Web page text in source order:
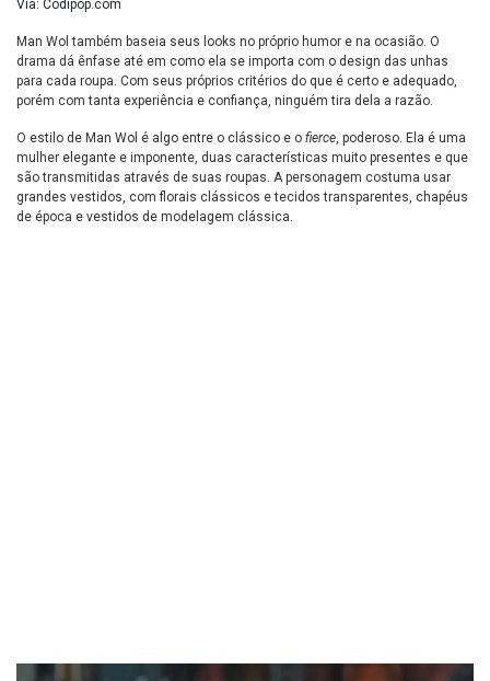
Via: Codipop.com
Man Wol também baseia seus looks no próprio humor e na ocasião. O
drama dá ênfase até em como ela se importa com o design das unhas
para cada roupa. Com seus próprios critérios do que é certo e adequado,
porém com tanta experiência e confiança, ninguém tira dela a razão.
O estilo de Man Wol é algo entre o clássico e o fierce , poderoso. Ela é uma
mulher elegante e imponente, duas características muito presentes e que
são transmitidas através de suas roupas. A personagem costuma usar
grandes vestidos, com florais clássicos e tecidos transparentes, chapéus
de época e vestidos de modelagem clássica.